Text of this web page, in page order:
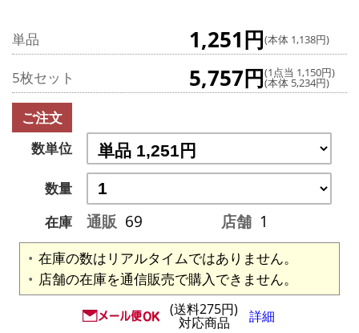
単品 1,251円(本体 1,138円)
5枚セット 5,757円(1点当 1,150円)
(本体 5,234円)
ご注文
数単位
数量
在庫
通販 69 店舗 1
在庫の数はリアルタイムではありません。
店舗の在庫を通信販売で購入できません。
(送料275円)
対応商品 詳細